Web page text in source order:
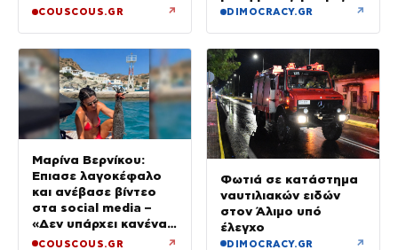
COUSCOUS.GR ↗ DIMOCRACY.GR ↗
Μαρίνα Βερνίκου:
Έπιασε λαγοκέφαλο
και ανέβασε βίντεο
στα social media –
«Δεν υπάρχει κανένας
λόγος να φοβόμαστε»
COUSCOUS.GR ↗
Φωτιά σε κατάστημα
ναυτιλιακών ειδών
στον Άλιμο υπό
έλεγχο
DIMOCRACY.GR ↗